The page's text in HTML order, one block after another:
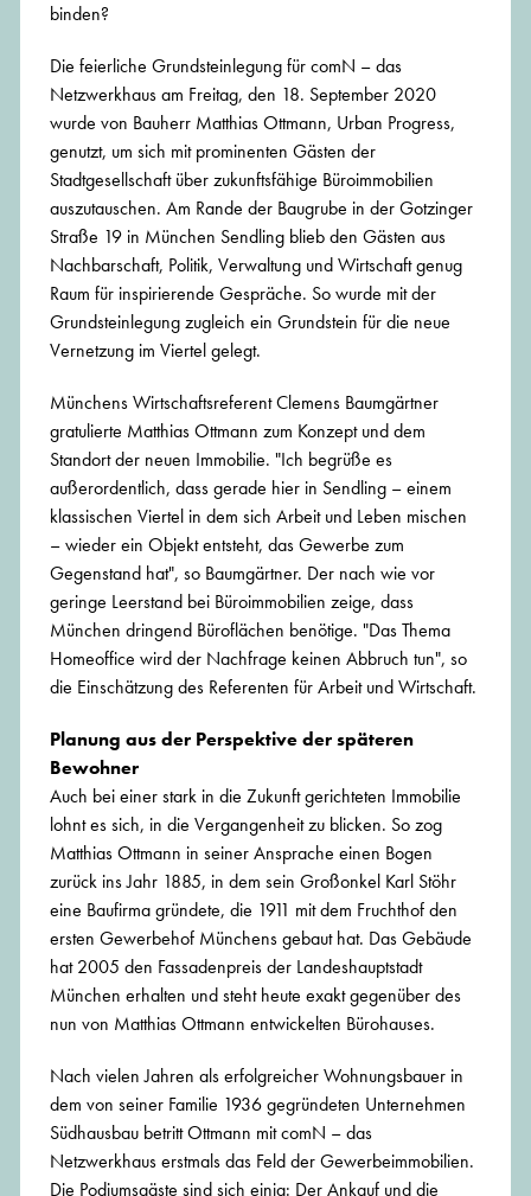
binden?
Die feierliche Grundsteinlegung für comN – das
Netzwerkhaus am Freitag, den 18. September 2020
wurde von Bauherr Matthias Ottmann, Urban Progress,
genutzt, um sich mit prominenten Gästen der
Stadtgesellschaft über zukunftsfähige Büroimmobilien
auszutauschen. Am Rande der Baugrube in der Gotzinger
Straße 19 in München Sendling blieb den Gästen aus
Nachbarschaft, Politik, Verwaltung und Wirtschaft genug
Raum für inspirierende Gespräche. So wurde mit der
Grundsteinlegung zugleich ein Grundstein für die neue
Vernetzung im Viertel gelegt.
Münchens Wirtschaftsreferent Clemens Baumgärtner
gratulierte Matthias Ottmann zum Konzept und dem
Standort der neuen Immobilie. "Ich begrüße es
außerordentlich, dass gerade hier in Sendling – einem
klassischen Viertel in dem sich Arbeit und Leben mischen
– wieder ein Objekt entsteht, das Gewerbe zum
Gegenstand hat", so Baumgärtner. Der nach wie vor
geringe Leerstand bei Büroimmobilien zeige, dass
München dringend Büroflächen benötige. "Das Thema
Homeoffice wird der Nachfrage keinen Abbruch tun", so
die Einschätzung des Referenten für Arbeit und Wirtschaft.
Planung aus der Perspektive der späteren
Bewohner
Auch bei einer stark in die Zukunft gerichteten Immobilie
lohnt es sich, in die Vergangenheit zu blicken. So zog
Matthias Ottmann in seiner Ansprache einen Bogen
zurück ins Jahr 1885, in dem sein Großonkel Karl Stöhr
eine Baufirma gründete, die 1911 mit dem Fruchthof den
ersten Gewerbehof Münchens gebaut hat. Das Gebäude
hat 2005 den Fassadenpreis der Landeshauptstadt
München erhalten und steht heute exakt gegenüber des
nun von Matthias Ottmann entwickelten Bürohauses.
Nach vielen Jahren als erfolgreicher Wohnungsbauer in
dem von seiner Familie 1936 gegründeten Unternehmen
Südhausbau betritt Ottmann mit comN – das
Netzwerkhaus erstmals das Feld der Gewerbeimmobilien.
Die Podiumsgäste sind sich einig: Der Ankauf und die